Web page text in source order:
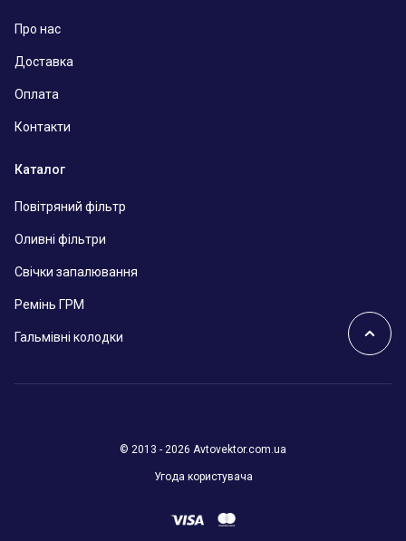
Про нас
Доставка
Оплата
Контакти
Каталог
Повітряний фільтр
Оливні фільтри
Свічки запалювання
Ремінь ГРМ
Гальмівні колодки
© 2013 - 2026 Avtovektor.com.ua
Угода користувача